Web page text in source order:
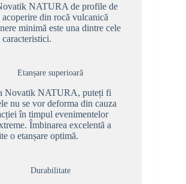
NATURA de profile de
din rocă vulcanică
minimă este una dintre cele
Etanșare superioară
Novatik NATURA, puteți fi
nu se vor deforma din cauza
în timpul evenimentelor
Îmbinarea excelentă a
o etanșare optimă.
Durabilitate